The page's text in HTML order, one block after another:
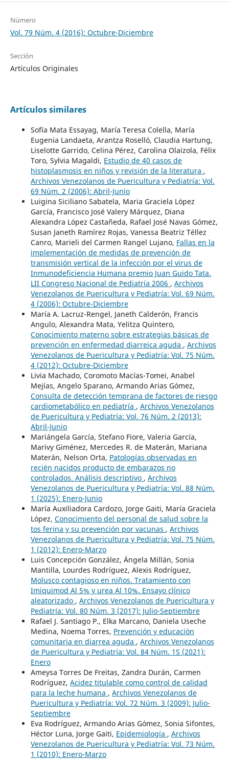
Número
Vol. 79 Núm. 4 (2016): Octubre-Diciembre
Sección
Artículos Originales
Artículos similares
Sofía Mata Essayag, María Teresa Colella, María
Eugenia Landaeta, Arantza Roselló, Claudia Hartung,
Liselotte Garrido, Celina Pérez, Carolina Olaizola, Félix
Toro, Sylvia Magaldi, Estudio de 40 casos de
histoplasmosis en niños y revisión de la literatura ,
Archivos Venezolanos de Puericultura y Pediatría: Vol.
69 Núm. 2 (2006): Abril-Junio
Luigina Siciliano Sabatela, Maria Graciela López
García, Francisco José Valery Márquez, Diana
Alexandra López Castañeda, Rafael José Navas Gómez,
Susan Janeth Ramírez Rojas, Vanessa Beatriz Téllez
Canro, Marieli del Carmen Rangel Lujano, Fallas en la
implementación de medidas de prevención de
transmisión vertical de la infección por el virus de
Inmunodeficiencia Humana premio Juan Guido Tata.
LII Congreso Nacional de Pediatría 2006 , Archivos
Venezolanos de Puericultura y Pediatría: Vol. 69 Núm.
4 (2006): Octubre-Diciembre
María A. Lacruz-Rengel, Janeth Calderón, Francis
Angulo, Alexandra Mata, Yelitza Quintero,
Conocimiento materno sobre estrategias básicas de
prevención en enfermedad diarreica aguda , Archivos
Venezolanos de Puericultura y Pediatría: Vol. 75 Núm.
4 (2012): Octubre-Diciembre
Livia Machado, Coromoto Macías-Tomei, Anabel
Mejías, Angelo Sparano, Armando Arias Gómez,
Consulta de detección temprana de factores de riesgo
cardiometabólico en pediatría , Archivos Venezolanos
de Puericultura y Pediatría: Vol. 76 Núm. 2 (2013):
Abril-Junio
Mariángela García, Stefano Fiore, Valeria García,
Marivy Giménez, Mercedes R. de Materán, Mariana
Materán, Nelson Orta, Patologías observadas en
recién nacidos producto de embarazos no
controlados. Análisis descriptivo , Archivos
Venezolanos de Puericultura y Pediatría: Vol. 88 Núm.
1 (2025): Enero-Junio
María Auxiliadora Cardozo, Jorge Gaiti, María Graciela
López, Conocimiento del personal de salud sobre la
tos ferina y su prevención por vacunas , Archivos
Venezolanos de Puericultura y Pediatría: Vol. 75 Núm.
1 (2012): Enero-Marzo
Luis Concepción González, Ángela Millán, Sonia
Mantilla, Lourdes Rodríguez, Alexis Rodríguez,
Molusco contagioso en niños. Tratamiento con
Imiquimod Al 5% y urea Al 10%. Ensayo clínico
aleatorizado , Archivos Venezolanos de Puericultura y
Pediatría: Vol. 80 Núm. 3 (2017): Julio-Septiembre
Rafael J. Santiago P., Elka Marcano, Daniela Useche
Medina, Noema Torres, Prevención y educación
comunitaria en diarrea aguda , Archivos Venezolanos
de Puericultura y Pediatría: Vol. 84 Núm. 1S (2021):
Enero
Ameysa Torres De Freitas, Zandra Durán, Carmen
Rodríguez, Acidez titulable como control de calidad
para la leche humana , Archivos Venezolanos de
Puericultura y Pediatría: Vol. 72 Núm. 3 (2009): Julio-
Septiembre
Eva Rodríguez, Armando Arias Gómez, Sonia Sifontes,
Héctor Luna, Jorge Gaiti, Epidemiología , Archivos
Venezolanos de Puericultura y Pediatría: Vol. 73 Núm.
1 (2010): Enero-Marzo